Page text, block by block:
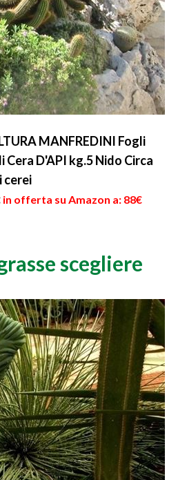
MANFREDINI Fogli
Cera D'API kg.5 Nido Circa
cerei
in offerta su Amazon a: 88€
scegliere